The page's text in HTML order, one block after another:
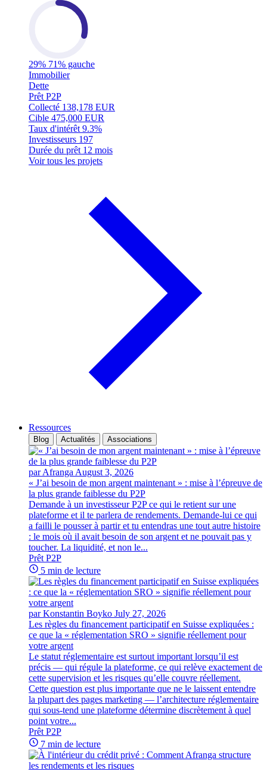
29% 71% gauche
Immobilier
Dette
Prêt P2P
Collecté 138,178 EUR
Cible 475,000 EUR
Taux d'intérêt 9.3%
Investisseurs 197
Durée du prêt 12 mois
Voir tous les projets
Ressources
Blog Actualités Associations
par Afranga August 3, 2026
« J’ai besoin de mon argent maintenant » : mise à l’épreuve de
la plus grande faiblesse du P2P
Demande à un investisseur P2P ce qui le retient sur une
plateforme et il te parlera de rendements. Demande-lui ce qui
a failli le pousser à partir et tu entendras une tout autre histoire
: le mois où il avait besoin de son argent et ne pouvait pas y
toucher. La liquidité, et non le...
Prêt P2P
5 min de lecture
par Konstantin Boyko July 27, 2026
Les règles du financement participatif en Suisse expliquées :
ce que la « réglementation SRO » signifie réellement pour
votre argent
Le statut réglementaire est surtout important lorsqu’il est
précis — qui régule la plateforme, ce qui relève exactement de
cette supervision et les risques qu’elle couvre réellement.
Cette question est plus importante que ne le laissent entendre
la plupart des pages marketing — l’architecture réglementaire
qui sous-tend une plateforme détermine discrètement à quel
point votre...
Prêt P2P
7 min de lecture